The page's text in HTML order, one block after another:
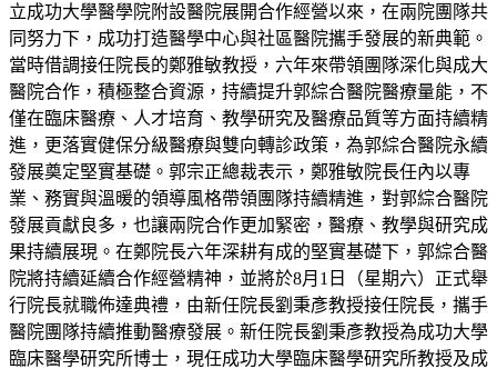
立成功大學醫學院附設醫院展開合作經營以來，在兩院團隊共
同努力下，成功打造醫學中心與社區醫院攜手發展的新典範。
當時借調接任院長的鄭雅敏教授，六年來帶領團隊深化與成大
醫院合作，積極整合資源，持續提升郭綜合醫院醫療量能，不
僅在臨床醫療、人才培育、教學研究及醫療品質等方面持續精
進，更落實健保分級醫療與雙向轉診政策，為郭綜合醫院永續
發展奠定堅實基礎。郭宗正總裁表示，鄭雅敏院長任內以專
業、務實與溫暖的領導風格帶領團隊持續精進，對郭綜合醫院
發展貢獻良多，也讓兩院合作更加緊密，醫療、教學與研究成
果持續展現。在鄭院長六年深耕有成的堅實基礎下，郭綜合醫
院將持續延續合作經營精神，並將於8月1日（星期六）正式舉
行院長就職佈達典禮，由新任院長劉秉彥教授接任院長，攜手
醫院團隊持續推動醫療發展。新任院長劉秉彥教授為成功大學
臨床醫學研究所博士，現任成功大學臨床醫學研究所教授及成